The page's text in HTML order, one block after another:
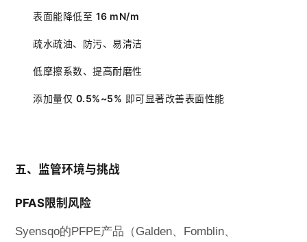
表面能降低至 16 mN/m
疏水疏油、防污、易清洁
低摩擦系数、提高耐磨性
添加量仅 0.5%~5% 即可显著改善表面性能
五、监管环境与挑战
PFAS限制风险
Syensqo的PFPE产品（Galden、Fomblin、